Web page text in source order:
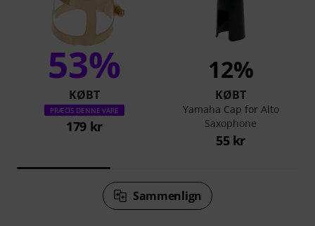
53%
KØBT
PRÆCIS DENNE VARE
179 kr
12%
KØBT
Yamaha Cap for Alto
Saxophone
55 kr
Sammenlign